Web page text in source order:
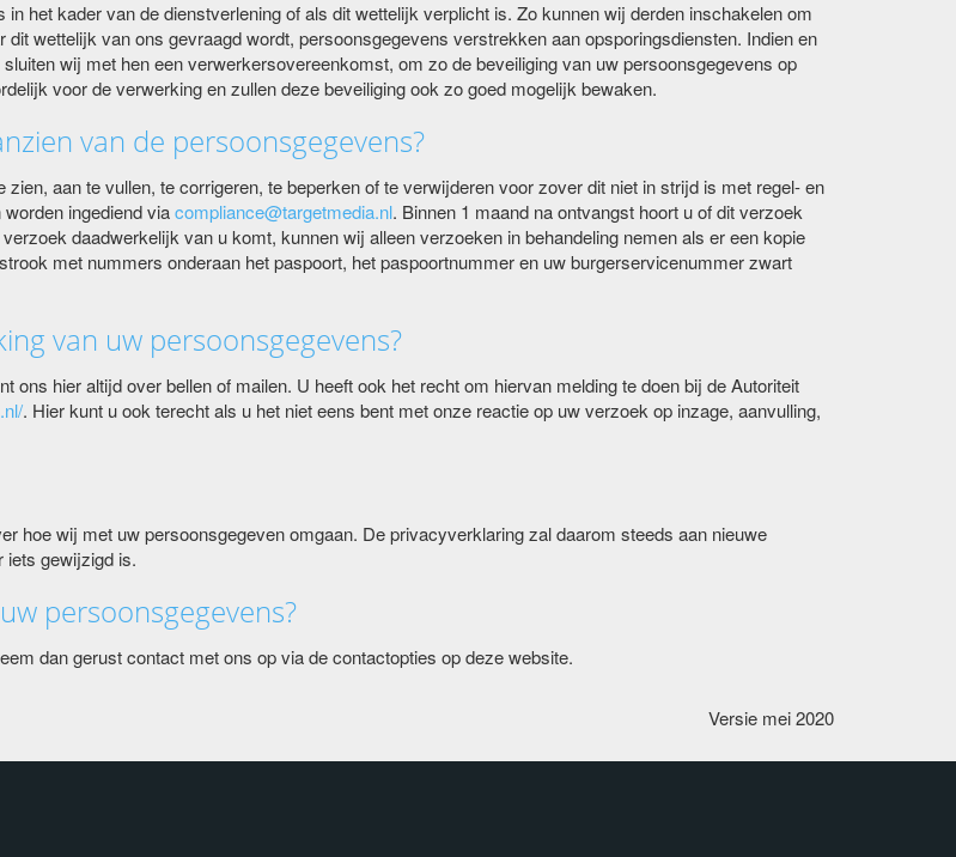
het kader van de dienstverlening of als dit wettelijk verplicht is. Zo kunnen wij derden inschakelen om
wettelijk van ons gevraagd wordt, persoonsgegevens verstrekken aan opsporingsdiensten. Indien en
wij met hen een verwerkersovereenkomst, om zo de beveiliging van uw persoonsgegevens op
voor de verwerking en zullen deze beveiliging ook zo goed mogelijk bewaken.
van de persoonsgegevens?
aan te vullen, te corrigeren, te beperken of te verwijderen voor zover dit niet in strijd is met regel- en
ingediend viacompliance@targetmedia.nl. Binnen 1 maand na ontvangst hoort u of dit verzoek
daadwerkelijk van u komt, kunnen wij alleen verzoeken in behandeling nemen als er een kopie
met nummers onderaan het paspoort, het paspoortnummer en uw burgerservicenummer zwart
van uw persoonsgegevens?
ons hier altijd over bellen of mailen. U heeft ook het recht om hiervan melding te doen bij de Autoriteit
. Hier kunt u ook terecht als u het niet eens bent met onze reactie op uw verzoek op inzage, aanvulling,
hoe wij met uw persoonsgegeven omgaan. De privacyverklaring zal daarom steeds aan nieuwe
iets gewijzigd is.
persoonsgegevens?
dan gerust contact met ons op via de contactopties op deze website.
Versie mei 2020